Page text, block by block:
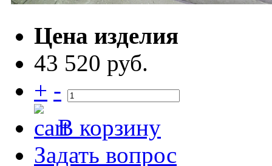
Цена изделия
43 520 руб.
+ -
В корзину
Задать вопрос